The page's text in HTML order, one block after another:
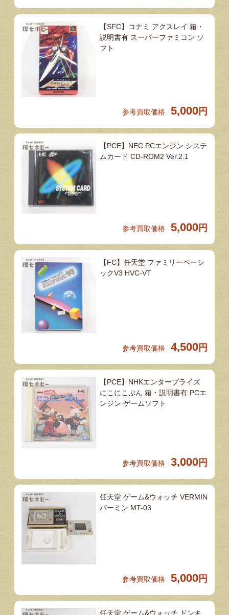
【SFC】コナミ アクスレイ 箱・
説明書有 スーパーファミコン ソ
フト
参考買取価格 5,000 円
【PCE】NEC PCエンジン システ
ムカード CD-ROM2 Ver.2.1
参考買取価格 5,000 円
【FC】任天堂 ファミリーベーシ
ックV3 HVC-VT
参考買取価格 4,500 円
【PCE】NHKエンタープライズ
にこにこぷん 箱・説明書有 PCエ
ンジン ゲームソフト
参考買取価格 3,000 円
任天堂 ゲーム&ウォッチ VERMIN
バーミン MT-03
参考買取価格 5,000 円
任天堂 ゲーム&ウォッチ ドンキ